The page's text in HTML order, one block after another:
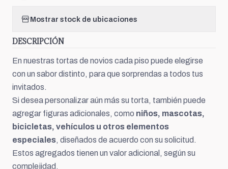
Mostrar stock de ubicaciones
DESCRIPCIÓN
En nuestras tortas de novios cada piso puede elegirse
con un sabor distinto, para que sorprendas a todos tus
invitados.
Si desea personalizar aún más su torta, también puede
agregar figuras adicionales, como niños, mascotas,
bicicletas, vehículos u otros elementos
especiales, diseñados de acuerdo con su solicitud.
Estos agregados tienen un valor adicional, según su
complejidad.